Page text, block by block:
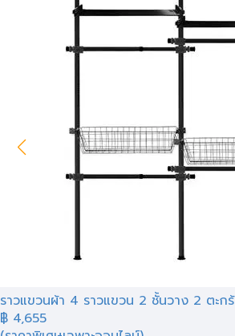
ราวแขวนผ้า 4 ราวแขวน 2 ชั้นวาง 2 ตะก
฿ 4,655